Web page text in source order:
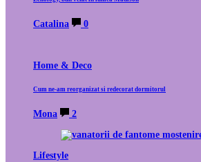
Catalina 0
Home & Deco
Cum ne-am reorganizat si redecorat dormitorul
Mona 2
Lifestyle